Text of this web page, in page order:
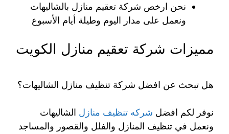
نحن ارخص شركة تعقيم منازل بالشاليهات
ونعمل على مدار اليوم وطيلة أيام الأسبوع
مميزات شركة تعقيم منازل الكويت
هل تبحث عن افضل شركة تنظيف منازل الشاليهات؟
نوفر لكم افضل شركه تنظيف منازل الشاليهات
ونعمل في تنظيف المنازل والفلل والقصور والمساجد